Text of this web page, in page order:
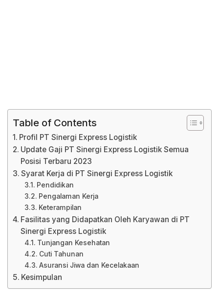
Table of Contents
Profil PT Sinergi Express Logistik
Update Gaji PT Sinergi Express Logistik Semua
Posisi Terbaru 2023
Syarat Kerja di PT Sinergi Express Logistik
Pendidikan
Pengalaman Kerja
Keterampilan
Fasilitas yang Didapatkan Oleh Karyawan di PT
Sinergi Express Logistik
Tunjangan Kesehatan
Cuti Tahunan
Asuransi Jiwa dan Kecelakaan
Kesimpulan